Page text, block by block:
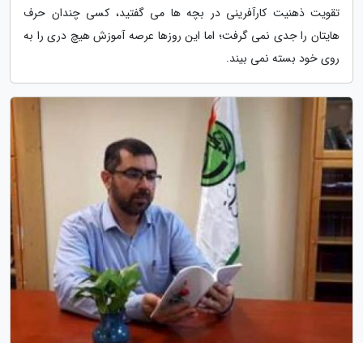
تقویت ذهنیت کارآفرینی در بچه ها می گفتید، کسی چندان حرف
هایتان را جدی نمی گرفت؛ اما این روزها عرصه آموزش هیچ دری را به
روی خود بسته نمی بیند.